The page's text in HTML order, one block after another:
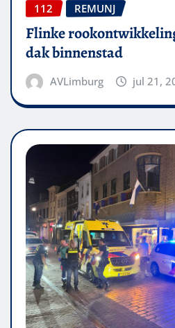
112 REMUNJ
Flinke
dak binnenstad
AVLimburg jul 21,